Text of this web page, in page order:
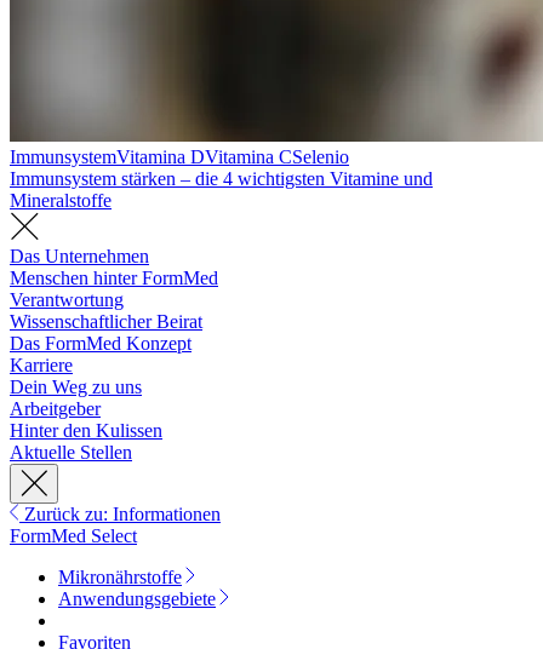
ImmunsystemVitamina DVitamina CSelenio
Immunsystem stärken – die 4 wichtigsten Vitamine und
Mineralstoffe
Das Unternehmen
Menschen hinter FormMed
Verantwortung
Wissenschaftlicher Beirat
Das FormMed Konzept
Karriere
Dein Weg zu uns
Arbeitgeber
Hinter den Kulissen
Aktuelle Stellen
Zurück zu: Informationen
FormMed Select
Mikronährstoffe
Anwendungsgebiete
Favoriten